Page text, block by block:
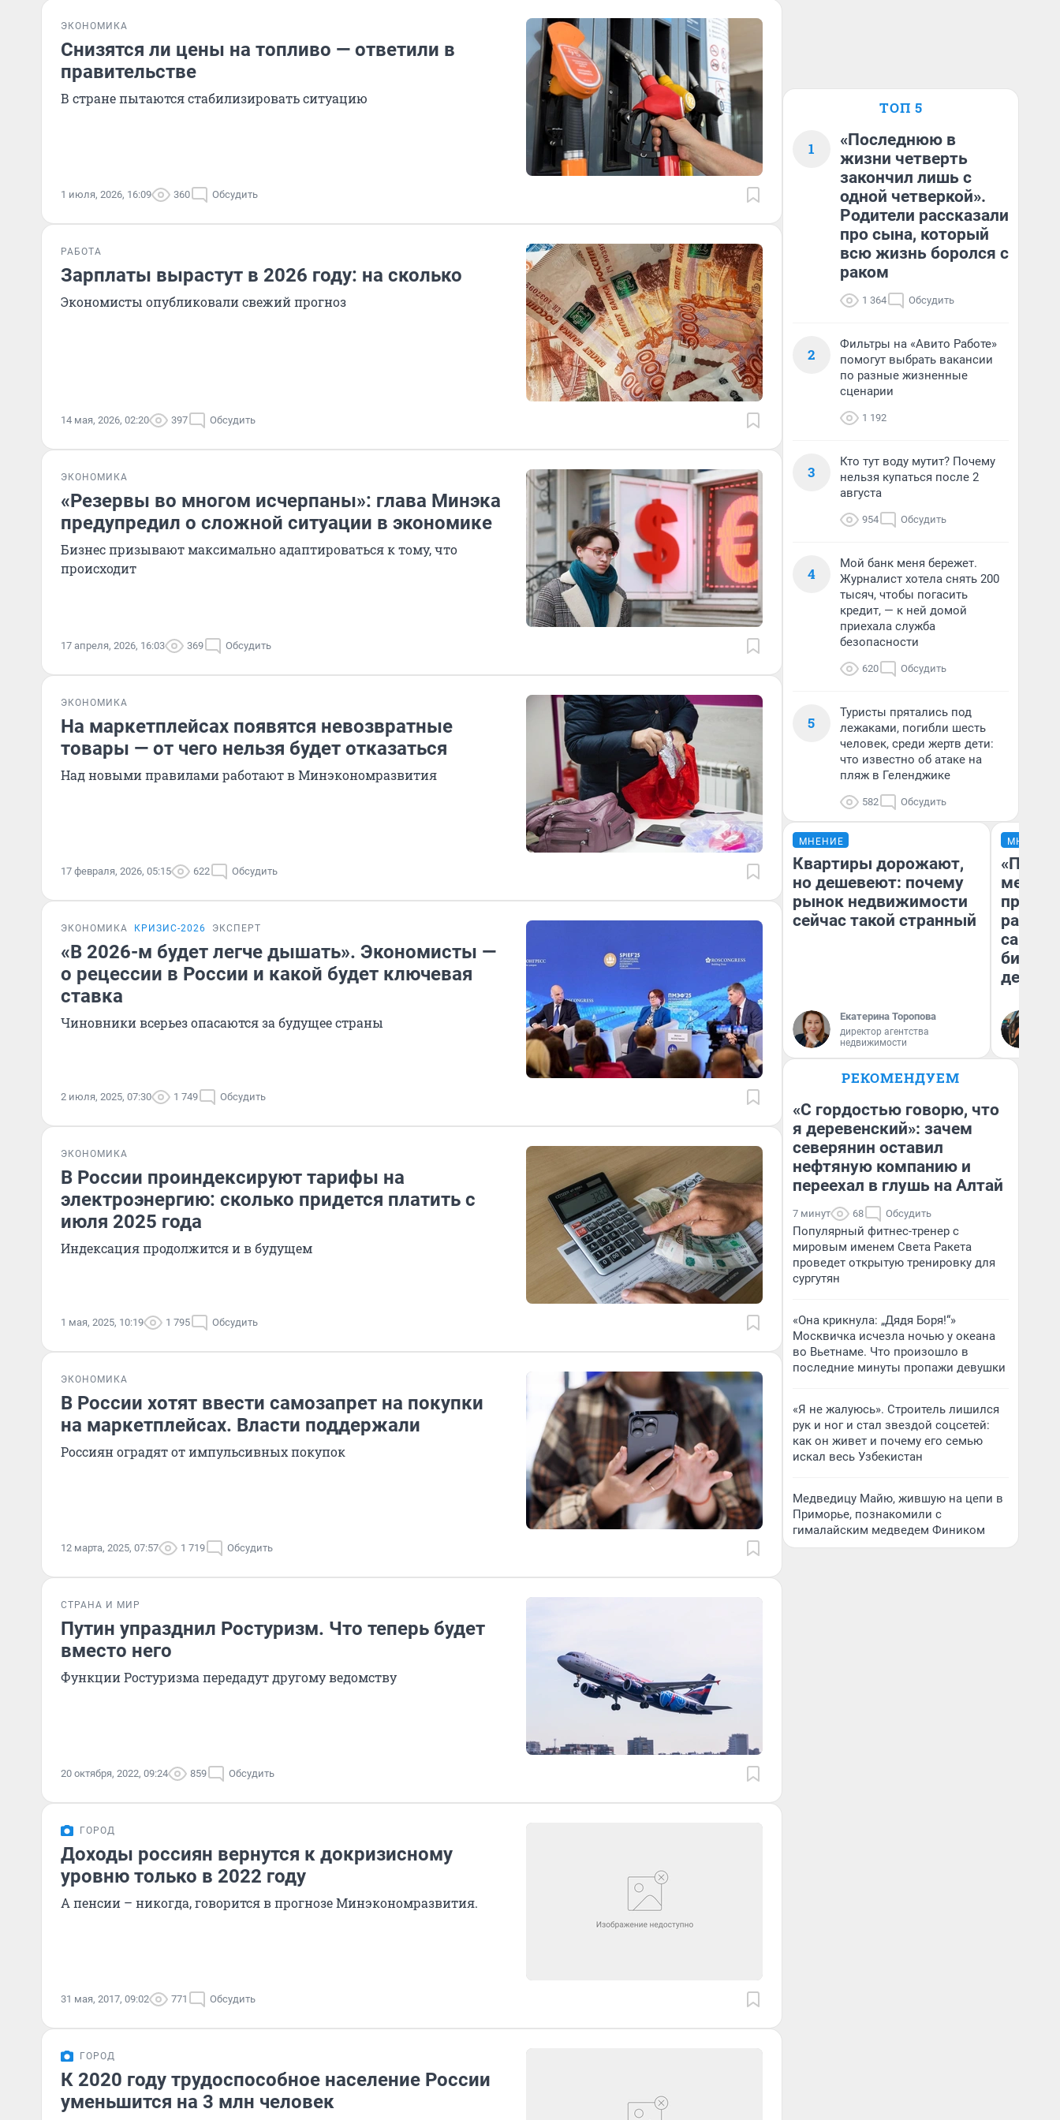
ЭКОНОМИКА
Снизятся ли цены на топливо — ответили в
правительстве
В стране пытаются стабилизировать ситуацию
1 июля, 2026, 16:09 360 Обсудить
РАБОТА
Зарплаты вырастут в 2026 году: на сколько
Экономисты опубликовали свежий прогноз
14 мая, 2026, 02:20 397 Обсудить
ЭКОНОМИКА
«Резервы во многом исчерпаны»: глава Минэка
предупредил о сложной ситуации в экономике
Бизнес призывают максимально адаптироваться к тому, что
происходит
17 апреля, 2026, 16:03 369 Обсудить
ЭКОНОМИКА
На маркетплейсах появятся невозвратные
товары — от чего нельзя будет отказаться
Над новыми правилами работают в Минэкономразвития
17 февраля, 2026, 05:15 622 Обсудить
ЭКОНОМИКА КРИЗИС-2026 ЭКСПЕРТ
«В 2026-м будет легче дышать». Экономисты —
о рецессии в России и какой будет ключевая
ставка
Чиновники всерьез опасаются за будущее страны
2 июля, 2025, 07:30 1 749 Обсудить
ЭКОНОМИКА
В России проиндексируют тарифы на
электроэнергию: сколько придется платить с
июля 2025 года
Индексация продолжится и в будущем
1 мая, 2025, 10:19 1 795 Обсудить
ЭКОНОМИКА
В России хотят ввести самозапрет на покупки
на маркетплейсах. Власти поддержали
Россиян оградят от импульсивных покупок
12 марта, 2025, 07:57 1 719 Обсудить
СТРАНА И МИР
Путин упразднил Ростуризм. Что теперь будет
вместо него
Функции Ростуризма передадут другому ведомству
20 октября, 2022, 09:24 859 Обсудить
ГОРОД
Доходы россиян вернутся к докризисному
уровню только в 2022 году
А пенсии – никогда, говорится в прогнозе Минэкономразвития.
31 мая, 2017, 09:02 771 Обсудить
ГОРОД
К 2020 году трудоспособное население России
уменьшится на 3 млн человек
ТОП 5
1
«Последнюю в
жизни четверть
закончил лишь с
одной четверкой».
Родители рассказали
про сына, который
всю жизнь боролся с
раком
1 364 Обсудить
2
Фильтры на «Авито Работе»
помогут выбрать вакансии
по разные жизненные
сценарии
1 192
3
Кто тут воду мутит? Почему
нельзя купаться после 2
августа
954 Обсудить
4
Мой банк меня бережет.
Журналист хотела снять 200
тысяч, чтобы погасить
кредит, — к ней домой
приехала служба
безопасности
620 Обсудить
5
Туристы прятались под
лежаками, погибли шесть
человек, среди жертв дети:
что известно об атаке на
пляж в Геленджике
582 Обсудить
МНЕНИЕ
Квартиры дорожают,
но дешевеют: почему
рынок недвижимости
сейчас такой странный
Екатерина Торопова
директор агентства
недвижимости
МНЕНИЕ
самом
РЕКОМЕНДУЕМ
«С гордостью говорю, что
я деревенский»: зачем
северянин оставил
нефтяную компанию и
переехал в глушь на Алтай
7 минут 68 Обсудить
Популярный фитнес-тренер с
мировым именем Света Ракета
проведет открытую тренировку для
сургутян
«Она крикнула: „Дядя Боря!“»
Москвичка исчезла ночью у океана
во Вьетнаме. Что произошло в
последние минуты пропажи девушки
«Я не жалуюсь». Строитель лишился
рук и ног и стал звездой соцсетей:
как он живет и почему его семью
искал весь Узбекистан
Медведицу Майю, жившую на цепи в
Приморье, познакомили с
гималайским медведем Фиником